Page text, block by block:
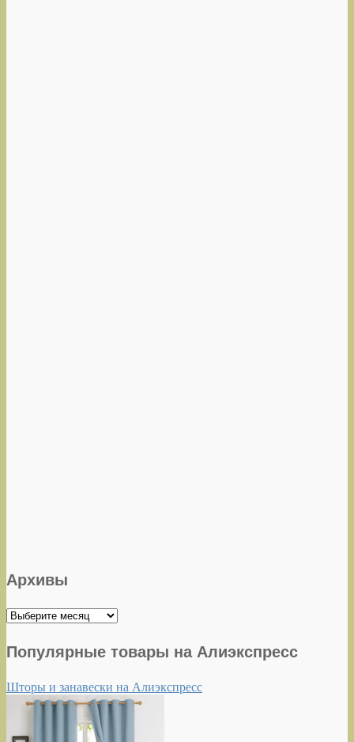
Архивы
Архивы
Популярные товары на Алиэкспресс
Шторы и занавески на Алиэкспресс